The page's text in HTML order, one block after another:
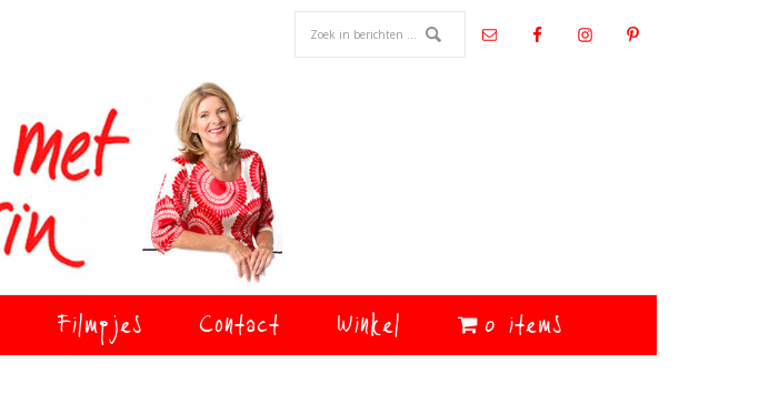
Filmpjes Contact Winkel 0 items